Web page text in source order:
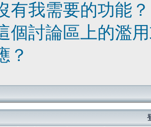
有我需要的功能？
個討論區上的濫
？